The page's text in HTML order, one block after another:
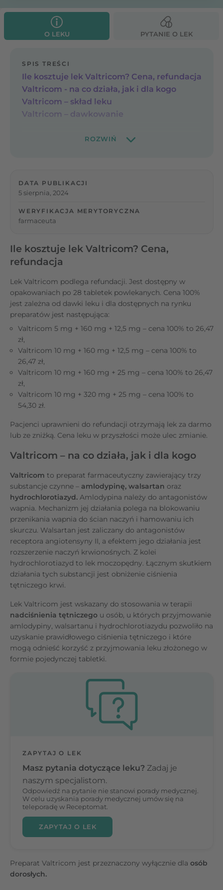
O LEKU PYTANIE O LEK
SPIS TREŚCI
Ile kosztuje lek Valtricom? Cena, refundacja
Valtricom - na co działa, jak i dla kogo
Valtricom – skład leku
Valtricom – dawkowanie
DATA PUBLIKACJI
5 sierpnia, 2024
WERYFIKACJA MERYTORYCZNA
farmaceuta
Ile kosztuje lek Valtricom? Cena,
refundacja
Lek Valtricom podlega refundacji. Jest dostępny w
opakowaniach po 28 tabletek powlekanych. Cena 100%
jest zależna od dawki leku i dla dostępnych na rynku
preparatów jest następująca:
Valtricom 5 mg + 160 mg + 12,5 mg – cena 100% to 26,47
zł,
Valtricom 10 mg + 160 mg + 12,5 mg – cena 100% to
26,47 zł,
Valtricom 10 mg + 160 mg + 25 mg – cena 100% to 26,47
zł,
Valtricom 10 mg + 320 mg + 25 mg – cena 100% to
54,30 zł.
Pacjenci uprawnieni do refundacji otrzymają lek za darmo
lub ze zniżką. Cena leku w przyszłości może ulec zmianie.
Valtricom – na co działa, jak i dla kogo
Valtricom to preparat farmaceutyczny zawierający trzy
substancje czynne – amlodypinę, walsartan oraz
hydrochlorotiazyd. Amlodypina należy do antagonistów
wapnia. Mechanizm jej działania polega na blokowaniu
przenikania wapnia do ścian naczyń i hamowaniu ich
skurczu. Walsartan jest zaliczany do antagonistów
receptora angiotensyny II, a efektem jego działania jest
rozszerzenie naczyń krwionośnych. Z kolei
hydrochlorotiazyd to lek moczopędny. Łącznym skutkiem
działania tych substancji jest obniżenie ciśnienia
tętniczego krwi.
Lek Valtricom jest wskazany do stosowania w terapii
nadciśnienia tętniczego u osób, u których przyjmowanie
amlodypiny, walsartanu i hydrochlorotiazydu pozwoliło na
uzyskanie prawidłowego ciśnienia tętniczego i które
mogą odnieść korzyść z przyjmowania leku złożonego w
formie pojedynczej tabletki.
ZAPYTAJ O LEK
Masz pytania dotyczące leku? Zadaj je
naszym specjalistom.
Odpowiedź na pytanie nie stanowi porady medycznej.
W celu uzyskania porady medycznej umów się na
teleporadę w Receptomat.
ZAPYTAJ O LEK
Preparat Valtricom jest przeznaczony wyłącznie dla osób
dorosłych.